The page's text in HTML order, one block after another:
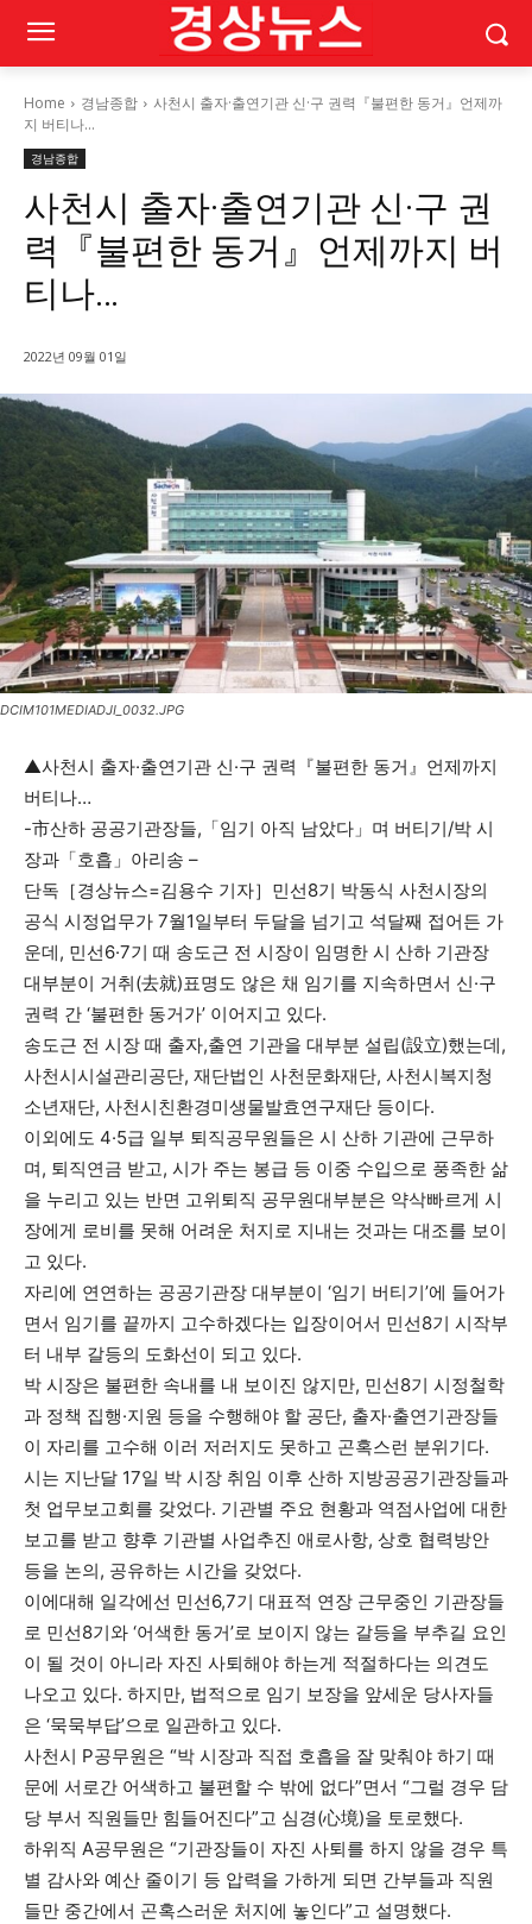
Home 경남종합
사천시 출자·출연기관 신·구 권력『불편한 동거』언제까
지 버티나...
경남종합
사천시 출자·출연기관 신·구 권
력『불편한 동거』언제까지 버
티나…
2022년 09월 01일
DCIM101MEDIADJI_0032.JPG
▲사천시 출자·출연기관 신·구 권력『불편한 동거』언제까지
버티나…
-市산하 공공기관장들,「임기 아직 남았다」며 버티기/박 시
장과「호흡」아리송 –
단독［경상뉴스=김용수 기자］민선8기 박동식 사천시장의
공식 시정업무가 7월1일부터 두달을 넘기고 석달째 접어든 가
운데, 민선6·7기 때 송도근 전 시장이 임명한 시 산하 기관장
대부분이 거취(去就)표명도 않은 채 임기를 지속하면서 신·구
권력 간 ‘불편한 동거가’ 이어지고 있다.
송도근 전 시장 때 출자,출연 기관을 대부분 설립(設立)했는데,
사천시시설관리공단, 재단법인 사천문화재단, 사천시복지청
소년재단, 사천시친환경미생물발효연구재단 등이다.
이외에도 4·5급 일부 퇴직공무원들은 시 산하 기관에 근무하
며, 퇴직연금 받고, 시가 주는 봉급 등 이중 수입으로 풍족한 삶
을 누리고 있는 반면 고위퇴직 공무원대부분은 약삭빠르게 시
장에게 로비를 못해 어려운 처지로 지내는 것과는 대조를 보이
고 있다.
자리에 연연하는 공공기관장 대부분이 ‘임기 버티기’에 들어가
면서 임기를 끝까지 고수하겠다는 입장이어서 민선8기 시작부
터 내부 갈등의 도화선이 되고 있다.
박 시장은 불편한 속내를 내 보이진 않지만, 민선8기 시정철학
과 정책 집행·지원 등을 수행해야 할 공단, 출자·출연기관장들
이 자리를 고수해 이러 저러지도 못하고 곤혹스런 분위기다.
시는 지난달 17일 박 시장 취임 이후 산하 지방공공기관장들과
첫 업무보고회를 갖었다. 기관별 주요 현황과 역점사업에 대한
보고를 받고 향후 기관별 사업추진 애로사항, 상호 협력방안
등을 논의, 공유하는 시간을 갖었다.
이에대해 일각에선 민선6,7기 대표적 연장 근무중인 기관장들
로 민선8기와 ‘어색한 동거’로 보이지 않는 갈등을 부추길 요인
이 될 것이 아니라 자진 사퇴해야 하는게 적절하다는 의견도
나오고 있다. 하지만, 법적으로 임기 보장을 앞세운 당사자들
은 ‘묵묵부답’으로 일관하고 있다.
사천시 P공무원은 “박 시장과 직접 호흡을 잘 맞춰야 하기 때
문에 서로간 어색하고 불편할 수 밖에 없다”면서 “그럴 경우 담
당 부서 직원들만 힘들어진다”고 심경(心境)을 토로했다.
하위직 A공무원은 “기관장들이 자진 사퇴를 하지 않을 경우 특
별 감사와 예산 줄이기 등 압력을 가하게 되면 간부들과 직원
들만 중간에서 곤혹스러운 처지에 놓인다”고 설명했다.